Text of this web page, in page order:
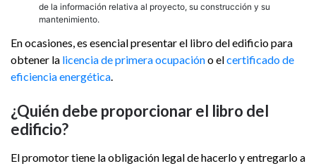
de la información relativa al proyecto, su construcción y su
mantenimiento.
En ocasiones, es esencial presentar el libro del edificio para
obtener la licencia de primera ocupacióno elcertificado de
eficiencia energética.
¿Quién debe proporcionar el libro del
edificio?
El promotor tiene la obligación legal de hacerlo y entregarlo a